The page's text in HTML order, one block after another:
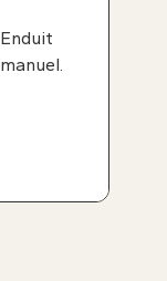
Enduit
manuel.